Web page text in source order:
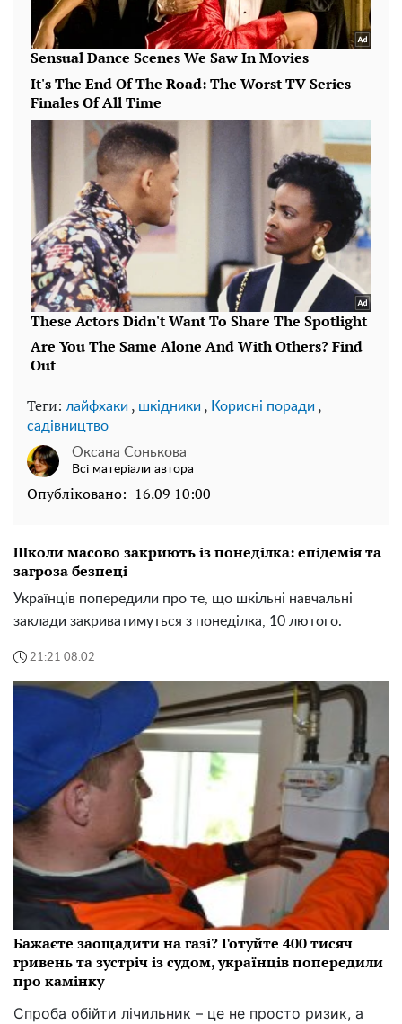
Теги: лайфхаки , шкідники , Корисні поради ,
садівництво
Оксана Сонькова
Всі матеріали автора
Опубліковано: 16.09 10:00
Школи масово закриють із понеділка: епідемія та
загроза безпеці
Українців попередили про те, що шкільні навчальні
заклади закриватимуться з понеділка, 10 лютого.
21:21 08.02
Бажаєте заощадити на газі? Готуйте 400 тисяч
гривень та зустріч із судом, українців попередили
про камінку
Спроба обійти лічильник – це не просто ризик, а